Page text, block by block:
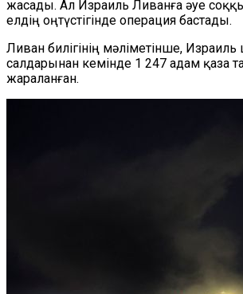
жасады. Ал Израиль Ливанға әуе
елдің оңтүстігінде операция бастады.
Ливан билігінің мәліметінше,
салдарынан кемінде 1 247 адам қаза
жараланған.